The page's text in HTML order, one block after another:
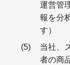
運営管
報を分
す）
当社、
者の商